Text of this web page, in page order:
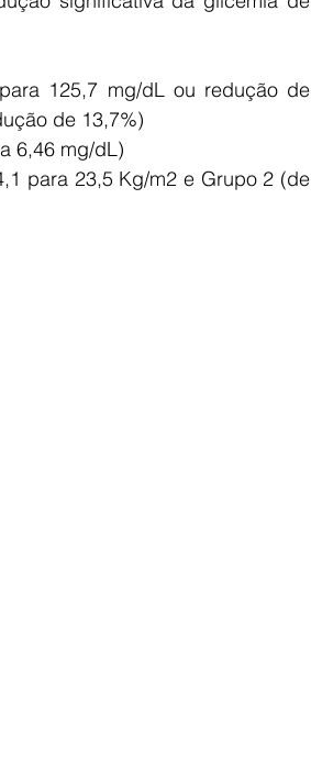
125,7 mg/dL ou redução de
de 13,7%)
6,46 mg/dL)
para 23,5 Kg/m2 e Grupo 2 (de